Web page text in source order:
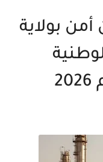
40 عون أمن بولاية